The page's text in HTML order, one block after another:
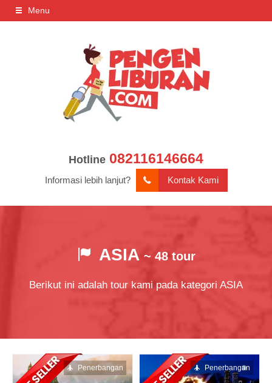
Menu
Hotline 082116146664
Informasi lebih lanjut? Kontak Kami
ASIA ~ 48 tour
Berikut ini adalah tour kami pada kategori ASIA
Penerbangan Penerbangan